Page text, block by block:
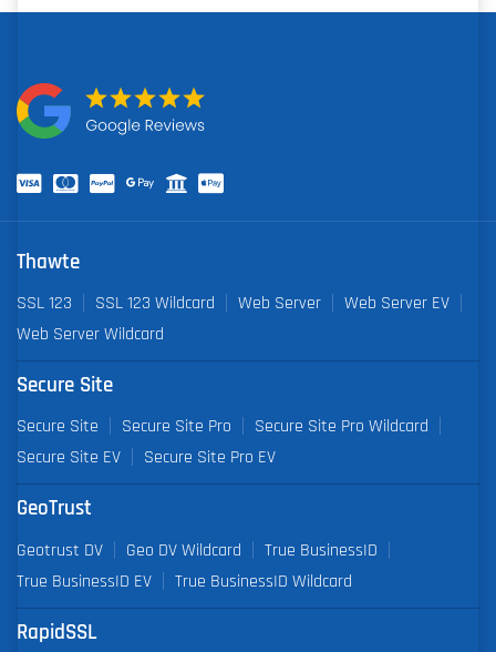
Thawte
SSL 123 SSL 123 Wildcard Web Server
Web Server EV
Web Server Wildcard
Secure Site
Secure Site Secure Site Pro
Secure Site Pro Wildcard
Secure Site EV
Secure Site Pro EV
GeoTrust
Geotrust DV Geo DV Wildcard
True BusinessID
True BusinessID EV
True BusinessID Wildcard
RapidSSL